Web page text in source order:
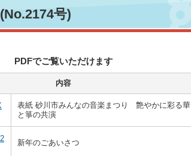
号)
PDFでご覧いただけます
内容
表紙 砂川市みんなの音楽まつり 艶やかに彩る華
と箏の共演
新年のごあいさつ